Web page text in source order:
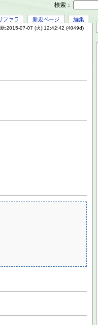
ファラ 新規ページ 編集
:2015-07-07 (火) 12:42:42 (4049d)
検索：